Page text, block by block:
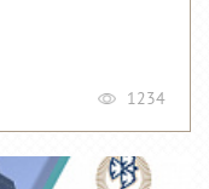
1234